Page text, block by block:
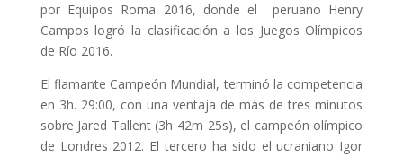
por Equipos Roma 2016, donde el peruano Henry
Campos logró la clasificación a los Juegos Olímpicos
de Río 2016.
El flamante Campeón Mundial, terminó la competencia
en 3h. 29:00, con una ventaja de más de tres minutos
sobre Jared Tallent (3h 42m 25s), el campeón olímpico
de Londres 2012. El tercero ha sido el ucraniano Igor